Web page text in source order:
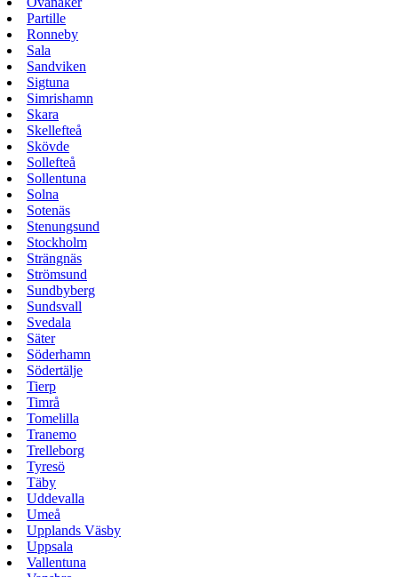
Partille
Ronneby
Sala
Sandviken
Sigtuna
Simrishamn
Skara
Skellefteå
Skövde
Sollefteå
Sollentuna
Solna
Sotenäs
Stenungsund
Stockholm
Strängnäs
Strömsund
Sundbyberg
Sundsvall
Svedala
Säter
Söderhamn
Södertälje
Tierp
Timrå
Tomelilla
Tranemo
Trelleborg
Tyresö
Täby
Uddevalla
Umeå
Upplands Väsby
Uppsala
Vallentuna